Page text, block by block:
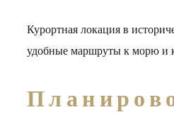
Курортная локация в
удобные маршруты к морю и